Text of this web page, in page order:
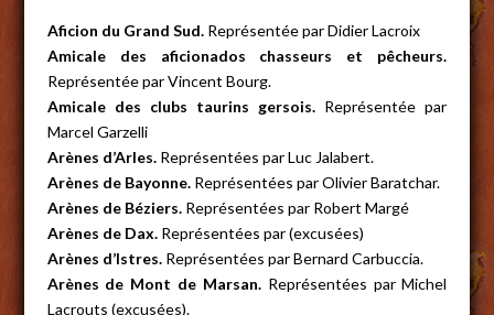
Aficion du Grand Sud.Représentée par Didier Lacroix
Amicale des aficionados chasseurs et pêcheurs.
Représentée par Vincent Bourg.
Amicale des clubs taurins gersois. Représentée par
Marcel Garzelli
Arènes d’Arles.Représentées par Luc Jalabert.
Arènes de Bayonne.Représentées par Olivier Baratchar.
Arènes de Béziers.Représentées par Robert Margé
Arènes de Dax.Représentées par (excusées)
Arènes d’Istres.Représentées par Bernard Carbuccia.
Arènes de Mont de Marsan.Représentées par Michel
Lacrouts (excusées).